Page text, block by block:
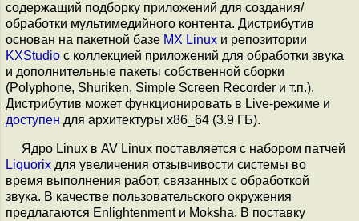
содержащий подборку приложений для создания/
обработки мультимедийного контента. Дистрибутив
основан на пакетной базе MX Linux и репозитории
KXStudio с коллекцией приложений для обработки звука
и дополнительные пакеты собственной сборки
(Polyphone, Shuriken, Simple Screen Recorder и т.п.).
Дистрибутив может функционировать в Live-режиме и
доступен для архитектуры x86_64 (3.9 ГБ).
Ядро Linux в AV Linux поставляется с набором патчей
Liquorix для увеличения отзывчивости системы во
время выполнения работ, связанных с обработкой
звука. В качестве пользовательского окружения
предлагаются Enlightenment и Moksha. В поставку